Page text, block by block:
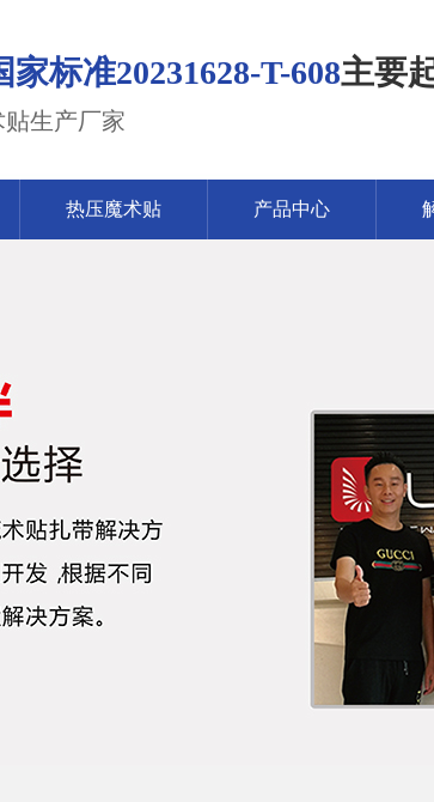
家标准20231628-T-608主要
生产厂家
热压魔术贴 产品中心